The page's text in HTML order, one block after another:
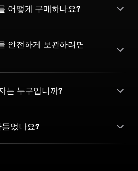
어떻게 구매하나요?
안전하게 보관하려면
는 누구입니까?
었나요?